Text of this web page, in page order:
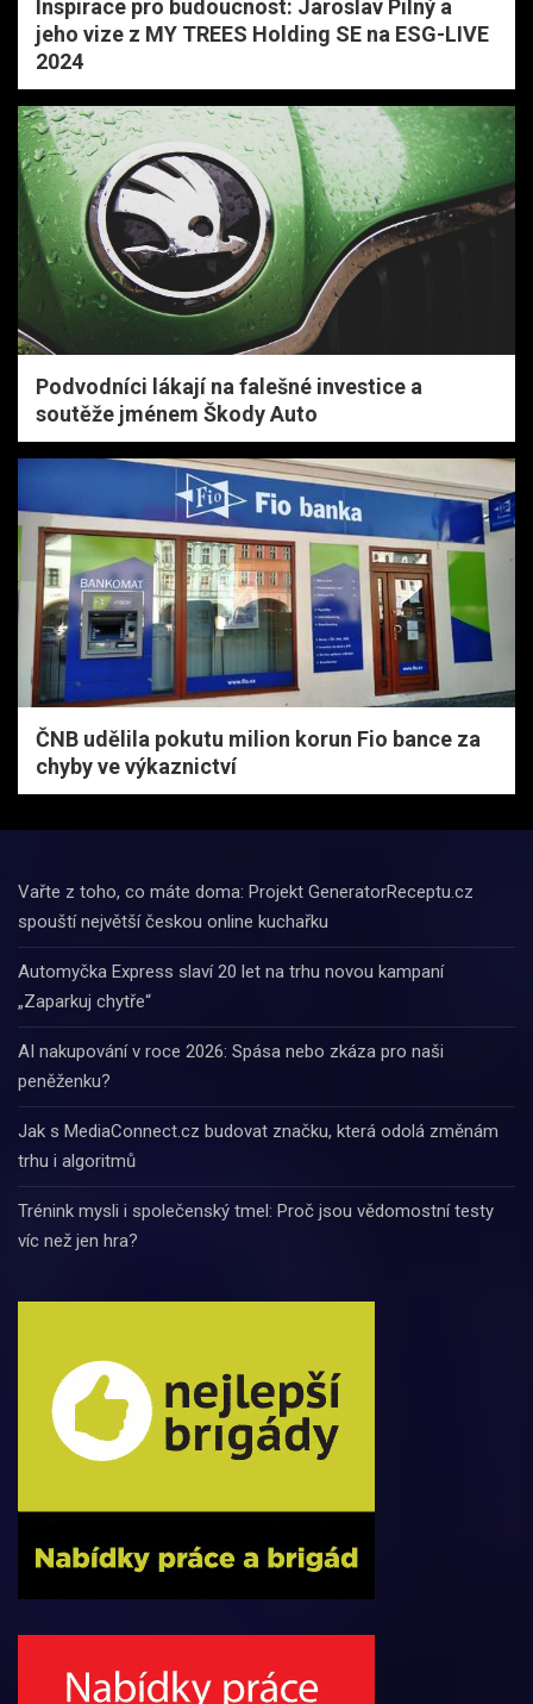
Inspirace pro budoucnost: Jaroslav Pilný a
jeho vize z MY TREES Holding SE na ESG-LIVE
2024
Podvodníci lákají na falešné investice a
soutěže jménem Škody Auto
ČNB udělila pokutu milion korun Fio bance za
chyby ve výkaznictví
Vařte z toho, co máte doma: Projekt GeneratorReceptu.cz
spouští největší českou online kuchařku
Automyčka Express slaví 20 let na trhu novou kampaní
„Zaparkuj chytře“
AI nakupování v roce 2026: Spása nebo zkáza pro naši
peněženku?
Jak s MediaConnect.cz budovat značku, která odolá změnám
trhu i algoritmů
Trénink mysli i společenský tmel: Proč jsou vědomostní testy
víc než jen hra?